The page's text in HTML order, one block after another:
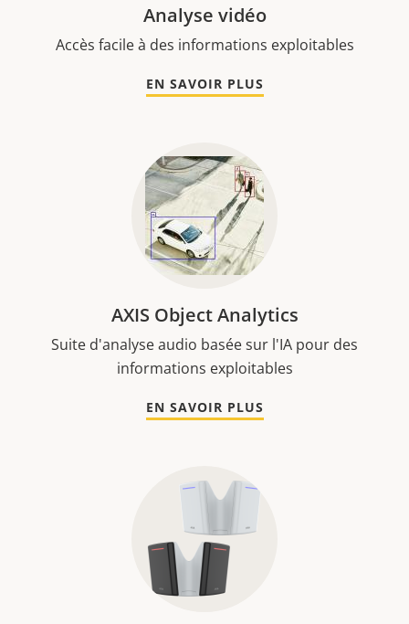
Analyse vidéo
Accès facile à des informations exploitables
EN SAVOIR PLUS
AXIS Object Analytics
Suite d'analyse audio basée sur l'IA pour des
informations exploitables
EN SAVOIR PLUS